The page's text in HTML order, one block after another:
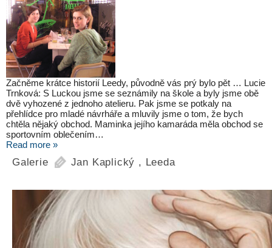
Začněme krátce historií Leedy, původně vás prý bylo pět … Lucie
Trnková: S Luckou jsme se seznámily na škole a byly jsme obě
dvě vyhozené z jednoho atelieru. Pak jsme se potkaly na
přehlídce pro mladé návrháře a mluvily jsme o tom, že bych
chtěla nějaký obchod. Maminka jejího kamaráda měla obchod se
sportovním oblečením…
Read more »
Galerie Jan Kaplický , Leeda